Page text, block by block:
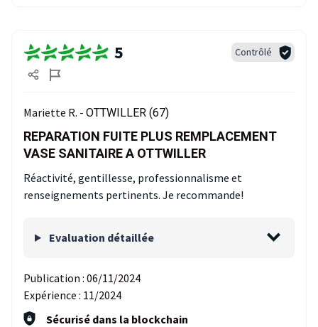
5 Contrôlé
Mariette R. - OTTWILLER (67)
REPARATION FUITE PLUS REMPLACEMENT
VASE SANITAIRE A OTTWILLER
Réactivité, gentillesse, professionnalisme et
renseignements pertinents. Je recommande!
Evaluation détaillée
Publication : 06/11/2024
Expérience : 11/2024
Sécurisé dans la blockchain